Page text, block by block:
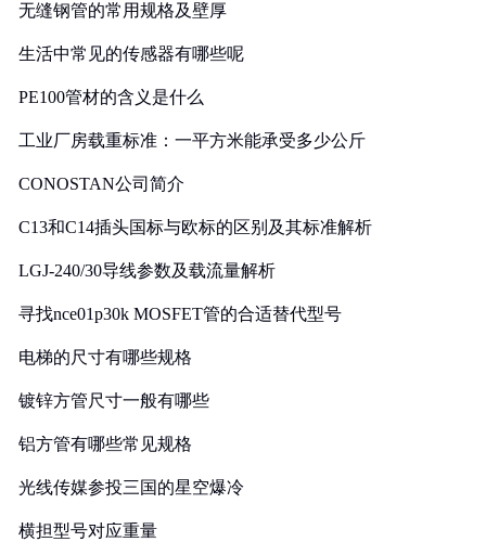
无缝钢管的常用规格及壁厚
生活中常见的传感器有哪些呢
PE100管材的含义是什么
工业厂房载重标准：一平方米能承受多少公斤
CONOSTAN公司简介
C13和C14插头国标与欧标的区别及其标准解析
LGJ-240/30导线参数及载流量解析
寻找nce01p30k MOSFET管的合适替代型号
电梯的尺寸有哪些规格
镀锌方管尺寸一般有哪些
铝方管有哪些常见规格
光线传媒参投三国的星空爆冷
横担型号对应重量